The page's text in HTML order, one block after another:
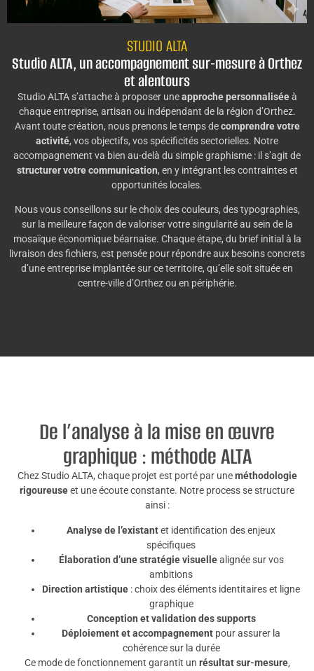
STUDIO ALTA
Studio ALTA, un accompagnement sur-mesure à Orthez
et alentours
Studio ALTA s’attache à proposer uneapproche personnaliséeà
chaque entreprise, artisan ou indépendant de la région d’Orthez.
Avant toute création, nous prenons le temps decomprendre votre
activité, vos objectifs, vos spécificités sectorielles. Notre
accompagnement va bien au-delà du simple graphisme : il s’agit de
structurer votre communication, en y intégrant les contraintes et
opportunités locales.
Nous vous conseillons sur le choix des couleurs, des typographies,
sur la meilleure façon de valoriser votre singularité au sein de la
mosaïque économique béarnaise. Chaque étape, du brief initial à la
livraison des fichiers, est pensée pour répondre aux besoins concrets
d’une entreprise implantée sur ce territoire, qu’elle soit située en
centre-ville d’Orthez ou en périphérie.
De l’analyse à la mise en œuvre
graphique : méthode ALTA
Chez Studio ALTA, chaque projet est porté par uneméthodologie
rigoureuseet une écoute constante. Notre process se structure
ainsi :
Analyse de l’existantet identification des enjeux
spécifiques
Élaboration d’une stratégie visuellealignée sur vos
ambitions
Direction artistique : choix des éléments identitaires et ligne
graphique
Conception et validation des supports
Déploiement et accompagnement pour assurer la
cohérence sur la durée
Ce mode de fonctionnement garantit un résultat sur-mesure,